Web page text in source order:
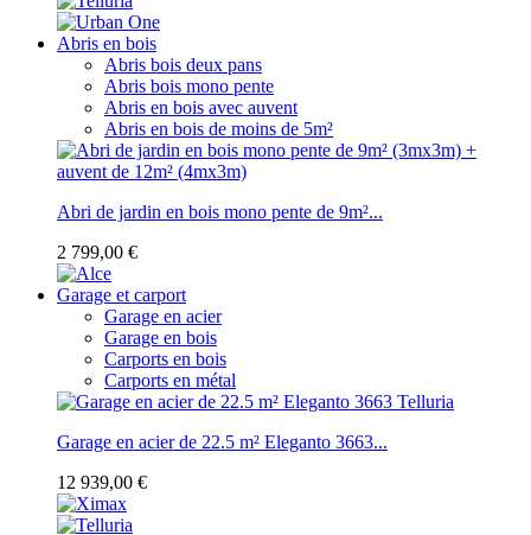
Abris en bois
Abris bois deux pans
Abris bois mono pente
Abris en bois avec auvent
Abris en bois de moins de 5m²
Abri de jardin en bois mono pente de 9m²...
2 799,00 €
Garage et carport
Garage en acier
Garage en bois
Carports en bois
Carports en métal
Garage en acier de 22.5 m² Eleganto 3663...
12 939,00 €